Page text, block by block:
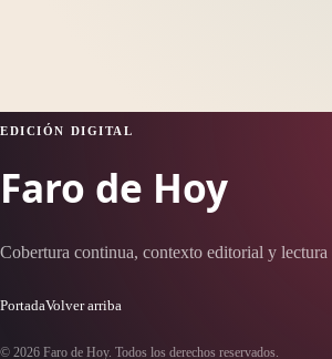
EDICIÓN DIGITAL
Faro de Hoy
Cobertura continua, contexto editorial y lectura
PortadaVolver arriba
© 2026 Faro de Hoy. Todos los derechos reservados.